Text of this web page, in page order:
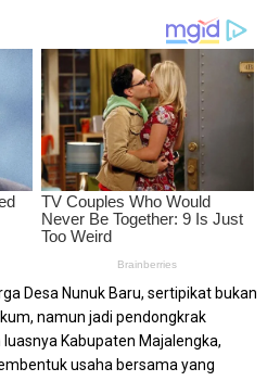
Desa Nunuk Baru, sertipikat bukan
namun jadi pendongkrak
Kabupaten Majalengka,
usaha bersama yang